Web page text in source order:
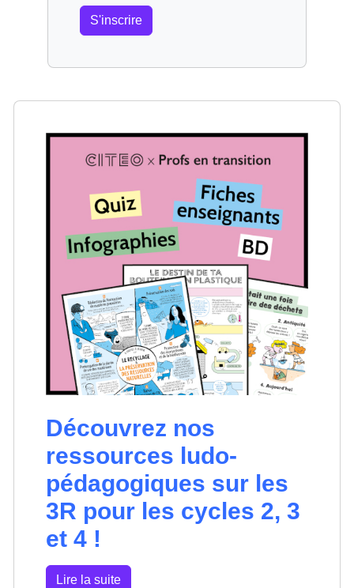
S'inscrire
Découvrez nos
ressources ludo-
pédagogiques sur les
3R pour les cycles 2, 3
et 4 !
Lire la suite